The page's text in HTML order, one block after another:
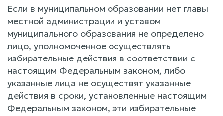
Если в муниципальном образовании нет главы
местной администрации и уставом
муниципального образования не определено
лицо, уполномоченное осуществлять
избирательные действия в соответствии с
настоящим Федеральным законом, либо
указанные лица не осуществят указанные
действия в сроки, установленные настоящим
Федеральным законом, эти избирательные